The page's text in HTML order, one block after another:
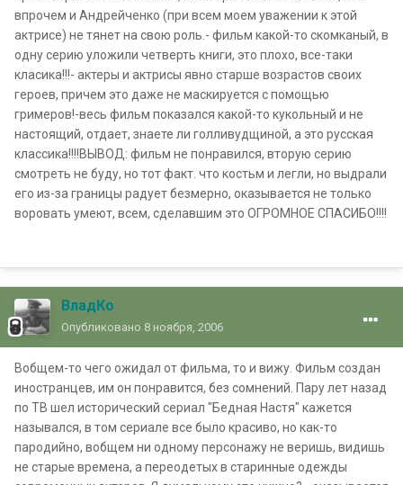
впрочем и Андрейченко (при всем моем уважении к этой
актрисе) не тянет на свою роль.- фильм какой-то скомканый, в
одну серию уложили четверть книги, это плохо, все-таки
класика!!!- актеры и актрисы явно старше возрастов своих
героев, причем это даже не маскируется с помощью
гримеров!-весь фильм показался какой-то кукольный и не
настоящий, отдает, знаете ли голливудщиной, а это русская
классика!!!!ВЫВОД: фильм не понравился, вторую серию
смотреть не буду, но тот факт. что костьм и легли, но выдрали
его из-за границы радует безмерно, оказывается не только
воровать умеют, всем, сделавшим это ОГРОМНОЕ СПАСИБО!!!!
ВладКо
Опубликовано 8 ноября, 2006
Вобщем-то чего ожидал от фильма, то и вижу. Фильм создан
иностранцев, им он понравится, без сомнений. Пару лет назад
по ТВ шел исторический сериал "Бедная Настя" кажется
назывался, в том сериале все было красиво, но как-то
пародийно, вобщем ни одному персонажу не веришь, видишь
не старые времена, а переодетых в старинные одежды